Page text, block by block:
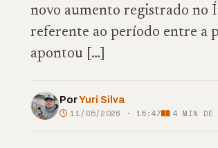
novo aumento registrado no
referente ao período entre a
apontou […]
PorYuri Silva
11/05/2026 · 15:47 4 MIN DE